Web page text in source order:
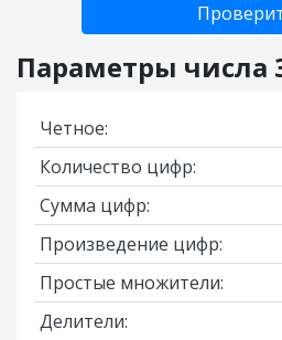
Параметры числа
Четное:
Количество цифр:
Сумма цифр:
Произведение цифр:
Простые множители:
Делители: